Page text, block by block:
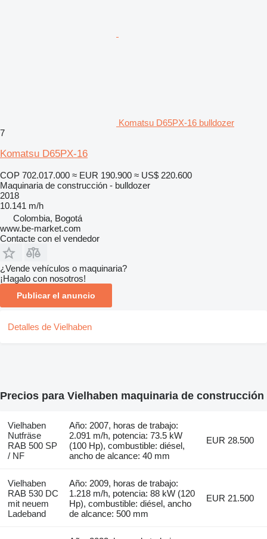
Komatsu D65PX-16 bulldozer
7
Komatsu D65PX-16
COP 702.017.000 ≈ EUR 190.900 ≈ US$ 220.600
Maquinaria de construcción - bulldozer
2018
10.141 m/h
Colombia, Bogotá
www.be-market.com
Contacte con el vendedor
¿Vende vehículos o maquinaria?
¡Hagalo con nosotros!
Publicar el anuncio
Detalles de Vielhaben
Precios para Vielhaben maquinaria de construcción
Vielhaben
Nutfräse
RAB 500 SP
/ NF
Año: 2007, horas de trabajo:
2.091 m/h, potencia: 73.5 kW
(100 Hp), combustible: diésel,
ancho de alcance: 40 mm
EUR 28.500
Vielhaben
RAB 530 DC
mit neuem
Ladeband
Año: 2009, horas de trabajo:
1.218 m/h, potencia: 88 kW (120
Hp), combustible: diésel, ancho
de alcance: 500 mm
EUR 21.500